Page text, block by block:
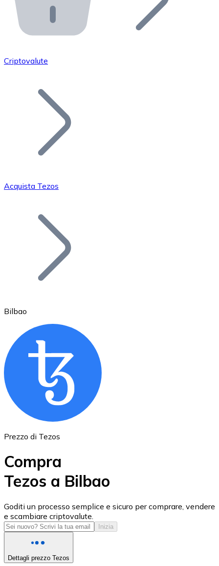
API Bitnovo
Integra la nostra API nel tuo ecosistema.
Unisciti alla nostra rete di rivenditori e
Aggiungi il token del tuo progetto al nostro servizio di
Bitcoin
ETH
USD Coin
USDC
Criptovalute
Acquista Tezos
Bilbao
Prezzo di Tezos
Compra
Tezos a Bilbao
Goditi un processo semplice e sicuro per comprare, vendere
e scambiare criptovalute.
Inizia
Dettagli prezzo Tezos